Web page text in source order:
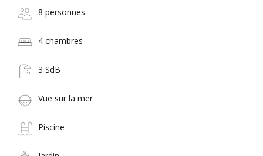
8 personnes
4 chambres
3 SdB
Vue sur la mer
Piscine